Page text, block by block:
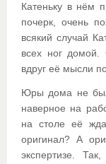
Катеньку в нём
почерк, очень
всякий случай
всех ног домой.
вдруг её мысли
Юры дома не
наверное на
на столе её
оригинал? А
экспертизе.